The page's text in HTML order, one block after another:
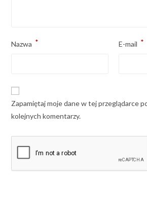
Nazwa * E-mail *
Zapamiętaj moje dane w tej przeglądarce
kolejnych komentarzy.